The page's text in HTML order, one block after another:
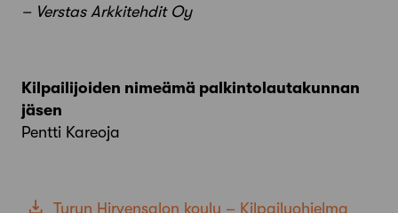
– Verstas Arkkitehdit Oy
Kilpailijoiden nimeämä palkintolautakunnan
jäsen
Pentti Kareoja
Turun Hirvensalon koulu – Kilpailuohjelma